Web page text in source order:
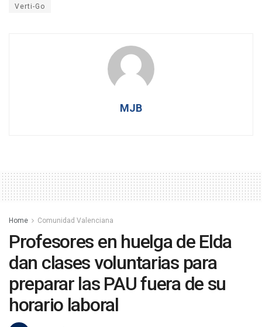
Verti-Go
MJB
Home Comunidad Valenciana
Profesores en huelga de Elda
dan clases voluntarias para
preparar las PAU fuera de su
horario laboral